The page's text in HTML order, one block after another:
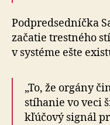
Podpredsedníčka
začatie trestného
v systéme ešte
„To, že orgány
stíhanie vo veci
kľúčový signál